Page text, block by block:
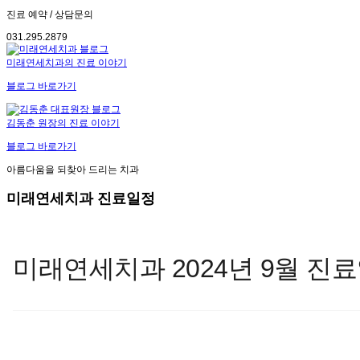
진료 예약 / 상담문의
031.295.2879
미래연세치과의 진료 이야기
블로그 바로가기
김동춘 원장의 진료 이야기
블로그 바로가기
아름다움을 되찾아 드리는 치과
미래연세치과 진료일정
미래연세치과 2024년 9월 진